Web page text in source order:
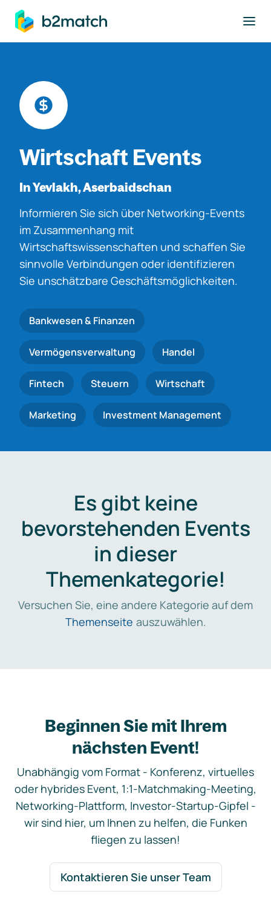
springen
Wirtschaft Events
In Yevlakh, Aserbaidschan
Informieren Sie sich über Networking-Events
im Zusammenhang mit
Wirtschaftswissenschaften und schaffen Sie
sinnvolle Verbindungen oder identifizieren
Sie unschätzbare Geschäftsmöglichkeiten.
Bankwesen & Finanzen
Vermögensverwaltung Handel
Fintech Steuern Wirtschaft
Marketing Investment Management
Es gibt keine
bevorstehenden Events
in dieser
Themenkategorie!
Versuchen Sie, eine andere Kategorie auf dem
Themenseite auszuwählen.
Beginnen Sie mit Ihrem
nächsten Event!
Unabhängig vom Format - Konferenz, virtuelles
oder hybrides Event, 1:1-Matchmaking-Meeting,
Networking-Plattform, Investor-Startup-Gipfel -
wir sind hier, um Ihnen zu helfen, die Funken
fliegen zu lassen!
Kontaktieren Sie unser Team